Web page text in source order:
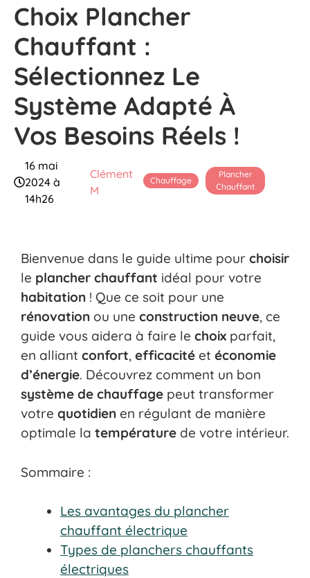
Choix Plancher
Chauffant :
Sélectionnez Le
Système Adapté À
Vos Besoins Réels !
16 mai
2024 à
14h26
Clément
M
Chauffage
Plancher
Chauffant
Bienvenue dans le guide ultime pour choisir
le plancher chauffant idéal pour votre
habitation ! Que ce soit pour une
rénovation ou une construction neuve, ce
guide vous aidera à faire le choix parfait,
en alliant confort, efficacité et économie
d’énergie. Découvrez comment un bon
système de chauffage peut transformer
votre quotidien en régulant de manière
optimale la température de votre intérieur.
Sommaire :
Les avantages du plancher
chauffant électrique
Types de planchers chauffants
électriques